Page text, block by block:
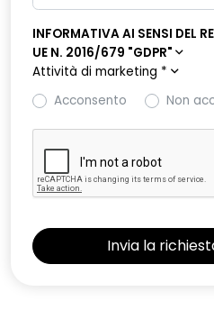
INFORMATIVA AI SENSI DEL
UE N. 2016/679 "GDPR"
Attività di marketing *
Acconsento
Non